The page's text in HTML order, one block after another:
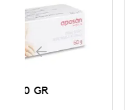
REPAVAR
NARIZ /